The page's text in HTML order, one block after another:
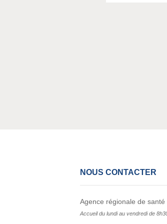
NOUS CONTACTER
Agence régionale de
Accueil du lundi au vendredi de